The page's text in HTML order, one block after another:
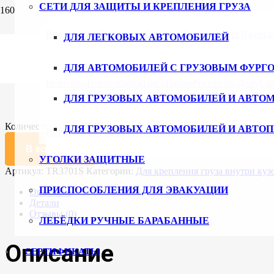
ВладивостокВолгоградВоронежЕкатеринбург
ПетербургУльяновскУфаХабаровскЧебоксары
СЕТИ ДЛЯ ЗАЩИТЫ И КРЕПЛЕНИЯ ГРУЗА
ДЛЯ ЛЕГКОВЫХ АВТОМОБИЛЕЙ
ДЛЯ АВТОМОБИЛЕЙ С ГРУЗОВЫМ
ДЛЯ ГРУЗОВЫХ АВТОМОБИЛЕЙ И
ДЛЯ ГРУЗОВЫХ АВТОМОБИЛЕЙ И
УГОЛКИ ЗАЩИТНЫЕ
ПРИСПОСОБЛЕНИЯ ДЛЯ ЭВАКУАЦИИ
ЛЕБЁДКИ РУЧНЫЕ БАРАБАННЫЕ
СЕРТИФИКАТЫ
Количество товара Рейка такелажная плоская стальная
В корзину
Артикул: TR3701S Категории: Для крепления груза внутри
Описание
Детали
Отзывы (0)
Описание